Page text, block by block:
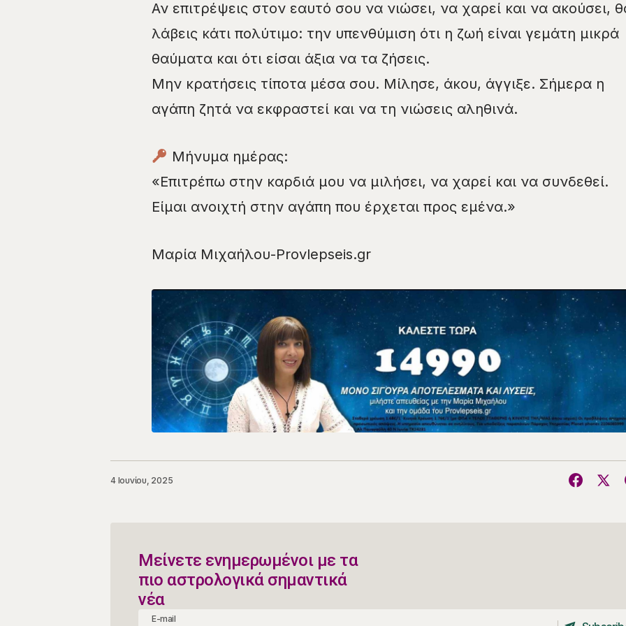
Αν επιτρέψεις στον εαυτό σου να νιώσει, να χαρεί και να ακούσει,
λάβεις κάτι πολύτιμο: την υπενθύμιση ότι η ζωή είναι γεμάτη μικρά
θαύματα και ότι είσαι άξια να τα ζήσεις.
Μην κρατήσεις τίποτα μέσα σου. Μίλησε, άκου, άγγιξε. Σήμερα η
αγάπη ζητά να εκφραστεί και να τη νιώσεις αληθινά.
Μήνυμα ημέρας:
«Επιτρέπω στην καρδιά μου να μιλήσει, να χαρεί και να συνδεθεί.
Είμαι ανοιχτή στην αγάπη που έρχεται προς εμένα.»
Μαρία Μιχαήλου-Provlepseis.gr
4 Ιουνίου, 2025
Μείνετε ενημερωμένοι με τα
πιο αστρολογικά σημαντικά
νέα
E-mail